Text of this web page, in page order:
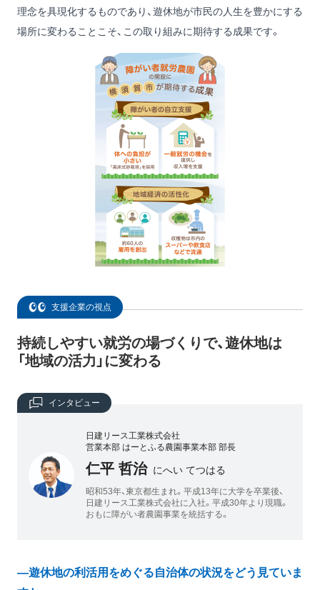
理念を具現化するものであり、遊休地が市民の人生を豊かにする
場所に変わることこそ、この取り組みに期待する成果です。
支援企業の視点
持続しやすい就労の場づくりで、遊休地は
「地域の活力」に変わる
インタビュー
日建リース工業株式会社
営業本部 はーとふる農園事業本部 部長
仁平 哲治 にへい てつはる
昭和53年、東京都生まれ。平成13年に大学を卒業後、
日建リース工業株式会社に入社。平成30年より現職。
おもに障がい者農園事業を統括する。
―遊休地の利活用をめぐる自治体の状況をどう見ていま